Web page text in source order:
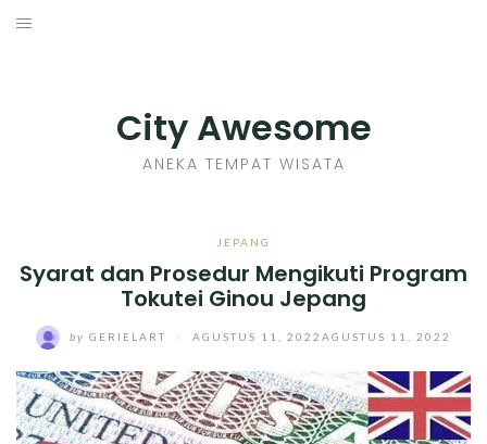
Skip
City Awesome
ANEKA TEMPAT WISATA
JEPANG
Syarat dan Prosedur Mengikuti Program
Tokutei Ginou Jepang
by GERIELART AGUSTUS 11, 2022 AGUSTUS 11, 2022
SENI KERAJINAN
INFO GAMES
MOVIES REVIEW